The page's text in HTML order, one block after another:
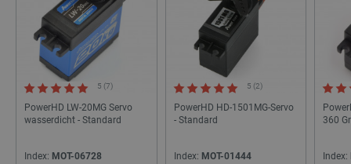
5 (7)
PowerHD LW-20MG Servo
wasserdicht - Standard
Index: MOT-06728
5 (2)
PowerHD HD-1501MG-Servo
- Standard
Index: MOT-01444
360
Index:
LaVisitorId_Ym90bGFuZC5sYWRlc2suY29tLw
critData